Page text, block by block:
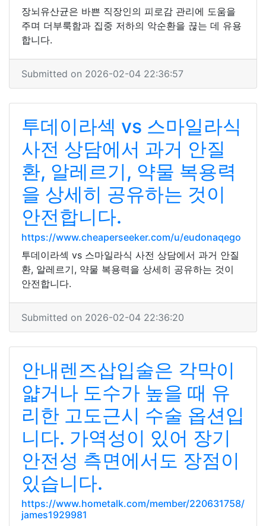
장뇌유산균은 바쁜 직장인의 피로감 관리에 도움을
주며 더부룩함과 집중 저하의 악순환을 끊는 데 유용
합니다.
Submitted on 2026-02-04 22:36:57
투데이라섹 vs 스마일라식
사전 상담에서 과거 안질
환, 알레르기, 약물 복용력
을 상세히 공유하는 것이
안전합니다.
https://www.cheaperseeker.com/u/eudonaqego
투데이라섹 vs 스마일라식 사전 상담에서 과거 안질
환, 알레르기, 약물 복용력을 상세히 공유하는 것이
안전합니다.
Submitted on 2026-02-04 22:36:20
안내렌즈삽입술은 각막이
얇거나 도수가 높을 때 유
리한 고도근시 수술 옵션입
니다. 가역성이 있어 장기
안전성 측면에서도 장점이
있습니다.
https://www.hometalk.com/member/220631758/
james1929981